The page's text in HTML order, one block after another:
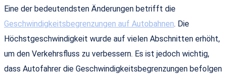
Eine der bedeutendsten Änderungen betrifft die
Geschwindigkeitsbegrenzungen auf Autobahnen. Die
Höchstgeschwindigkeit wurde auf vielen Abschnitten erhöht,
um den Verkehrsfluss zu verbessern. Es ist jedoch wichtig,
dass Autofahrer die Geschwindigkeitsbegrenzungen befolgen